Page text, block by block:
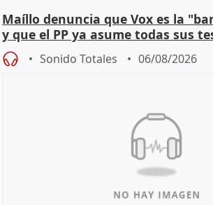
Maíllo denuncia que Vox es la
y que el PP ya asume todas sus
Sonido Totales 06/08/2026